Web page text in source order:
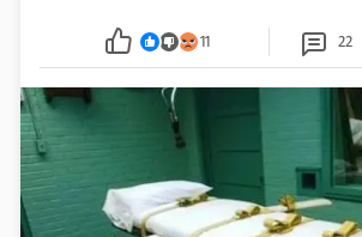
11 22